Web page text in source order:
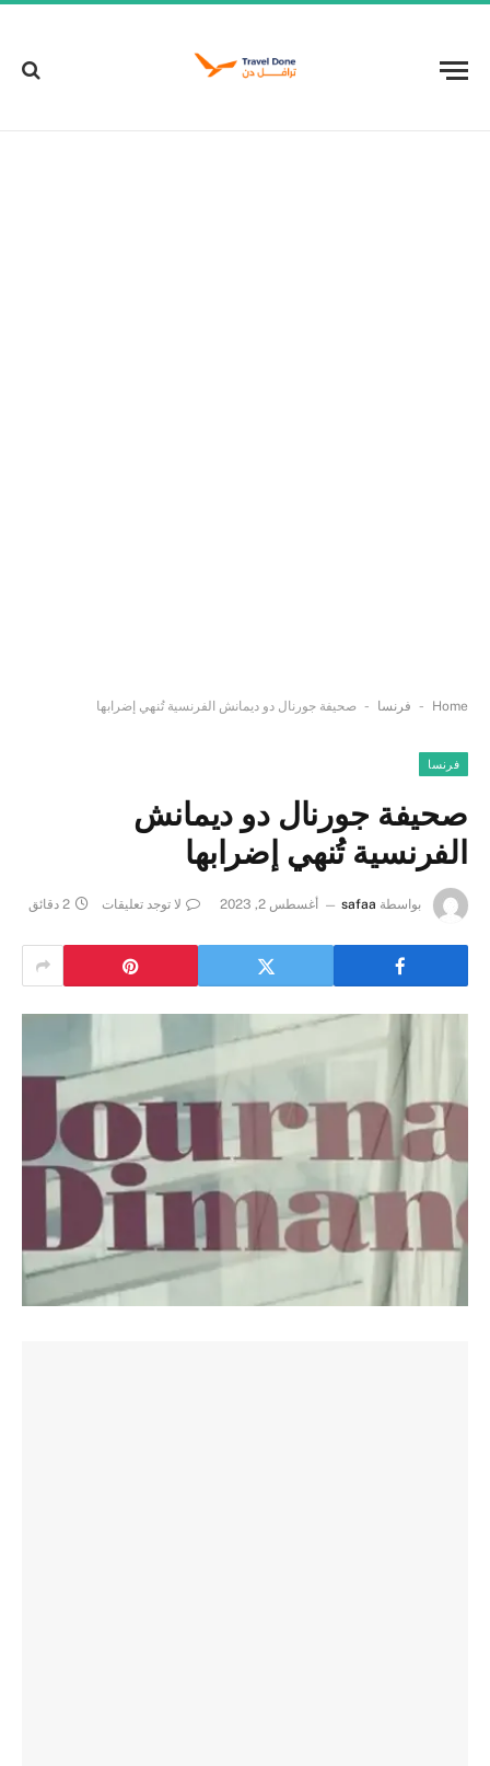
Home
- فرنسا - صحيفة جورنال دو ديمانش الفرنسية تُنهي إضرابها
فرنسا
صحيفة جورنال دو ديمانش
الفرنسية تُنهي إضرابها
بواسطة safaa أغسطس 2, 2023 لا توجد تعليقات 2 دقائق